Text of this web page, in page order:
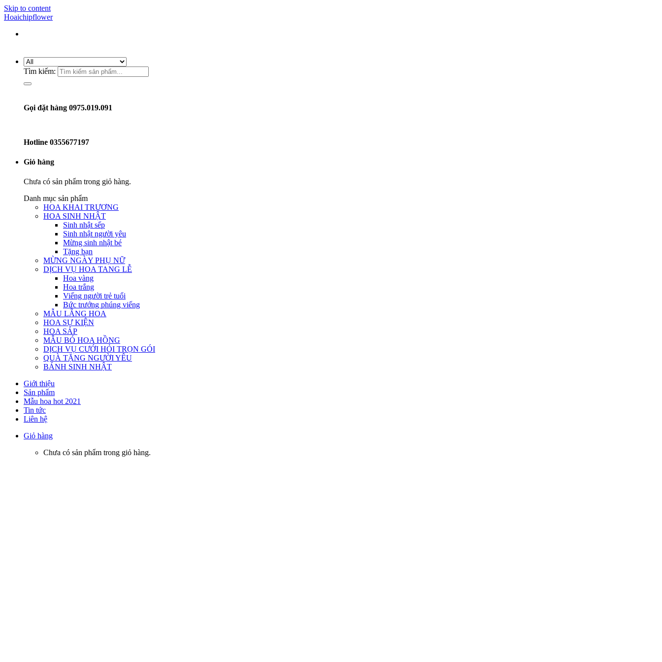
Skip to content
Hoaichipflower
Tìm kiếm:
Gọi đặt hàng 0975.019.091
Hotline 0355677197
Giỏ hàng
Chưa có sản phẩm trong giỏ hàng.
Danh mục sản phẩm
HOA KHAI TRƯƠNG
HOA SINH NHẬT
Sinh nhật sếp
Sinh nhật người yêu
Mừng sinh nhật bé
Tặng bạn
MỪNG NGÀY PHỤ NỮ
DỊCH VỤ HOA TANG LỄ
Hoa vàng
Hoa trắng
Viếng người trẻ tuổi
Bức trướng phúng viếng
MẪU LẴNG HOA
HOA SỰ KIỆN
HOA SÁP
MẪU BÓ HOA HỒNG
DỊCH VỤ CƯỚI HỎI TRỌN GÓI
QUÀ TẶNG NGƯỜI YÊU
BÁNH SINH NHẬT
Giới thiệu
Sản phẩm
Mẫu hoa hot 2021
Tin tức
Liên hệ
Giỏ hàng
Chưa có sản phẩm trong giỏ hàng.